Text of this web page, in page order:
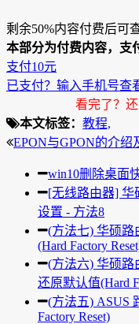
剩余50%内容付费后可
本部分为付费内容，支
支付10元
已支付？输入手机号查
看完了？
本文标签： 教程,
EPON与GPON的介绍
win10删除桌面
[无线路由器] 华
设置 - 方法8
(方法七) 华硕路
(Hard Factory
(方法六) 华硕路
还原默认值(Hard
(方法五) ASUS
Factory Reset)